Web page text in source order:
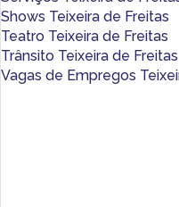
Shows Teixeira de Freitas
Teatro Teixeira de Freitas
Trânsito Teixeira de Freitas
Vagas de Empregos